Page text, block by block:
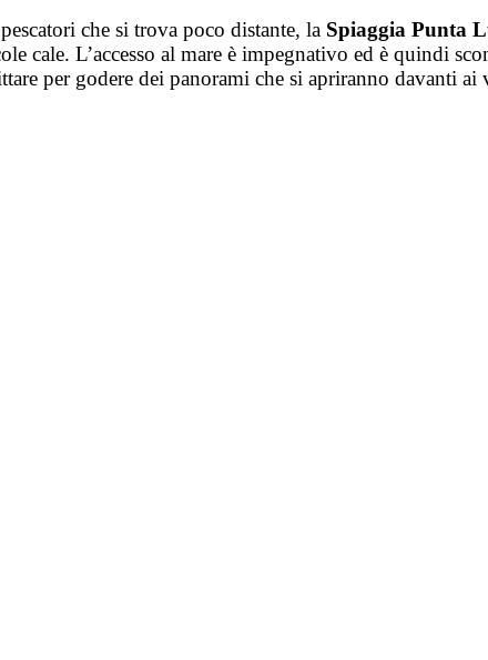
che si trova poco distante, la Spiaggia Punta
cale. L’accesso al mare è impegnativo ed è quindi
per godere dei panorami che si apriranno davanti ai